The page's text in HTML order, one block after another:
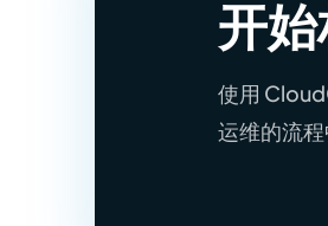
开
使用
运维的流程